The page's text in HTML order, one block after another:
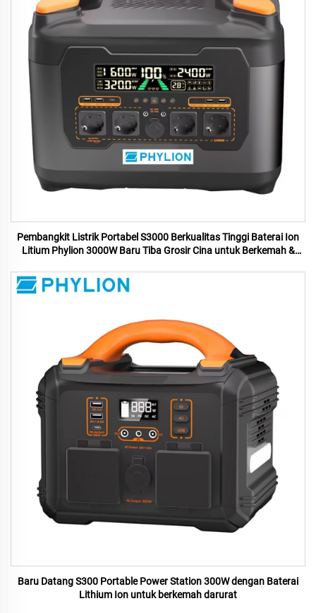
Pembangkit Listrik Portabel S3000 Berkualitas Tinggi Baterai Ion
Litium Phylion 3000W Baru Tiba Grosir Cina untuk Berkemah &
Baru Datang S300 Portable Power Station 300W dengan Baterai
Lithium Ion untuk berkemah darurat